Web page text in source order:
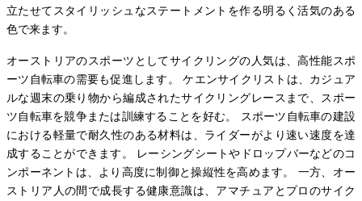
立たせてスタイリッシュなステートメントを作る明るく活気のある
色で来ます。
オーストリアのスポーツとしてサイクリングの人気は、高性能スポ
ーツ自転車の需要も促進します。 ケエンサイクリストは、カジュア
ルな週末の乗り物から編成されたサイクリングレースまで、スポー
ツ自転車を競争または訓練することを好む。 スポーツ自転車の建設
における軽量で耐久性のある材料は、ライダーがより速い速度を達
成することができます。 レーシングシートやドロップバーなどのコ
ンポーネントは、より高度に制御と操縦性を高めます。 一方、オー
ストリア人の間で成長する健康意識は、アマチュアとプロのサイク